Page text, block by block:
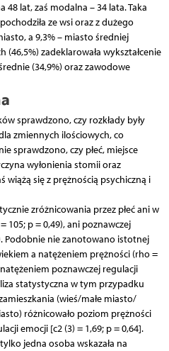
48 lat, zaś modalna – 34 lata. Taka
ze wsi oraz z dużego
a 9,3% – miasto średniej
(46,5%) zadeklarowała wykształcenie
(34,9%) oraz zawodowe
sprawdzono, czy rozkłady były
zmiennych ilościowych, co
sprawdzono, czy płeć, miejsce
wyłonienia stomii oraz
wiążą się z prężnością psychiczną i
zróżnicowania przez płeć ani w
105; p = 0,49), ani poznawczej
Podobnie nie zanotowano istotnej
a natężeniem prężności (rho =
poznawczej regulacji
statystyczna w tym przypadku
(wieś/małe miasto/
różnicowało poziom prężności
emocji [c2 (3) = 1,69; p = 0,64].
jedna osoba wskazała na